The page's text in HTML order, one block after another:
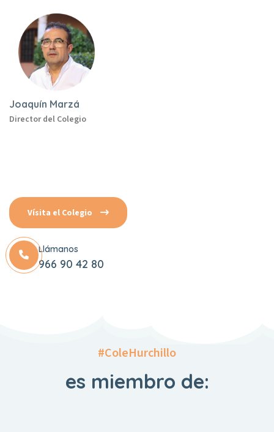
Joaquín Marzá
Director del Colegio
Vísita el Colegio
Llámanos
966 90 42 80
#ColeHurchillo
es miembro de: